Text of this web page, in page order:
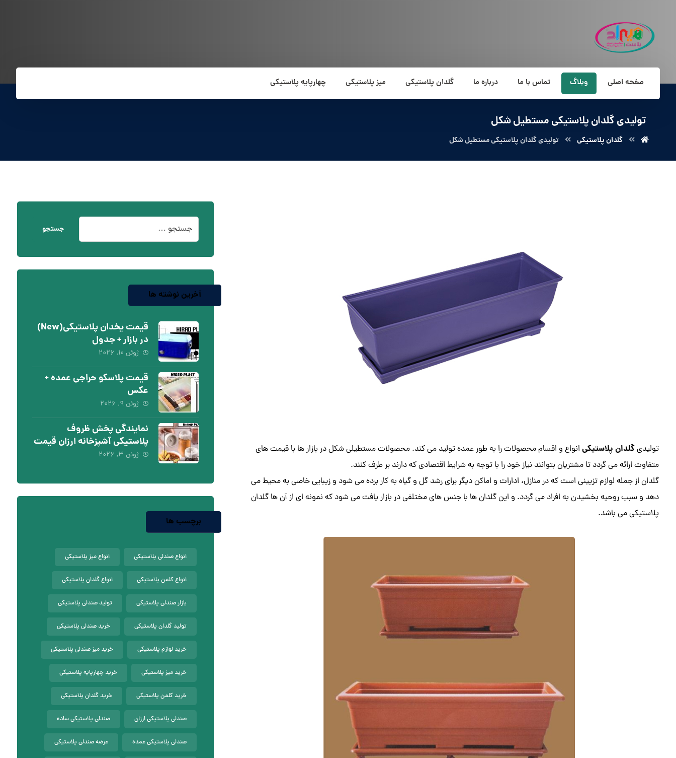
صفحه اصلی وبلاگ تماس با ما درباره ما گلدان پلاستیکی میز پلاستیکی چهارپایه پلاستیکی
تولیدی گلدان پلاستیکی مستطیل شکل
گلدان پلاستیکی تولیدی گلدان پلاستیکی مستطیل شکل
تولیدیگلدان پلاستیکیانواع و اقسام محصولات را به طور عمده تولید می کند. محصولات مستطیلی شکل در بازار ها با قیمت های
متفاوت ارائه می گردد تا مشتریان بتوانند نیاز خود را با توجه به شرایط اقتصادی که دارند بر طرف کنند.
گلدان از جمله لوازم تزیینی است که در منازل، ادارات و اماکن دیگر برای رشد گل و گیاه به کار برده می شود و زیبایی خاصی به محیط می
دهد و سبب روحیه بخشیدن به افراد می گردد. و این گلدان ها با جنس های مختلفی در بازار یافت می شود که نمونه ای از آن ها گلدان
پلاستیکی می باشد.
جستجو
آخرین نوشته ها
قیمت یخدان پلاستیکی(New)
در بازار + جدول
ژوئن ۱۰, ۲۰۲۶
قیمت پلاسکو حراجی عمده +
عکس
ژوئن ۹, ۲۰۲۶
نمایندگی پخش ظروف
پلاستیکی آشپزخانه ارزان قیمت
ژوئن ۳, ۲۰۲۶
برچسب ها
انواع صندلی پلاستیکی انواع میز پلاستیکی
انواع کلمن پلاستیکی انواع گلدان پلاستیکی
بازار صندلی پلاستیکی تولید صندلی پلاستیکی
تولید گلدان پلاستیکی خرید صندلی پلاستیکی
خرید لوازم پلاستیکی خرید میز صندلی پلاستیکی
خرید میز پلاستیکی خرید چهارپایه پلاستیکی
خرید کلمن پلاستیکی خرید گلدان پلاستیکی
صندلی پلاستیکی ارزان صندلی پلاستیکی ساده
صندلی پلاستیکی عمده عرضه صندلی پلاستیکی